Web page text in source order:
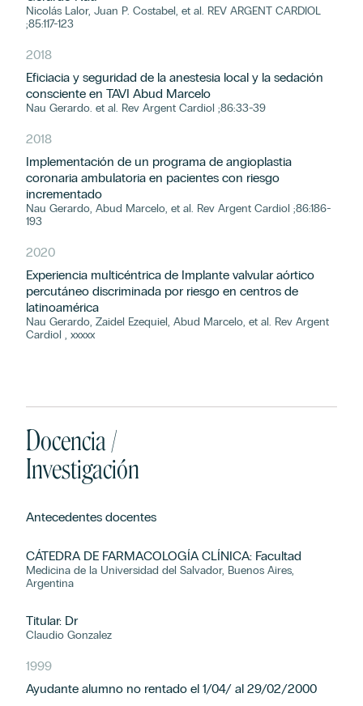
Nicolás Lalor, Juan P. Costabel, et al. REV ARGENT CARDIOL
;85:117-123
2018
Eficiacia y seguridad de la anestesia local y la sedación
consciente en TAVI Abud Marcelo
Nau Gerardo. et al. Rev Argent Cardiol ;86:33-39
2018
Implementación de un programa de angioplastia
coronaria ambulatoria en pacientes con riesgo
incrementado
Nau Gerardo, Abud Marcelo, et al. Rev Argent Cardiol ;86:186-
193
2020
Experiencia multicéntrica de Implante valvular aórtico
percutáneo discriminada por riesgo en centros de
latinoamérica
Nau Gerardo, Zaidel Ezequiel, Abud Marcelo, et al. Rev Argent
Cardiol , xxxxx
Docencia /
Investigación
Antecedentes docentes
CÁTEDRA DE FARMACOLOGÍA CLÍNICA: Facultad
Medicina de la Universidad del Salvador, Buenos Aires,
Argentina
Titular: Dr
Claudio Gonzalez
1999
Ayudante alumno no rentado el 1/04/ al 29/02/2000